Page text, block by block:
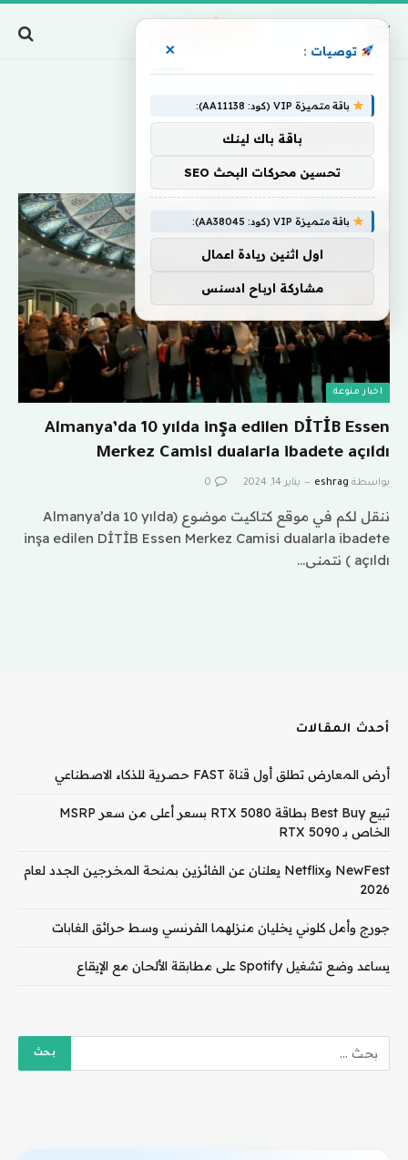
ALMANYADA
اخبار منوعة
Almanya’da 10 yılda inşa edilen DİTİB Essen
Merkez Camisi dualarla ibadete açıldı
بواسطة eshrag يناير 14, 2024 0
ننقل لكم في موقع كتاكيت موضوع (Almanya’da 10 yılda
inşa edilen DİTİB Essen Merkez Camisi dualarla ibadete
açıldı ) نتمنى…
أحدث المقالات
أرض المعارض تطلق أول قناة FAST حصرية للذكاء الاصطناعي
تبيع Best Buy بطاقة RTX 5080 بسعر أعلى من سعر MSRP
الخاص بـ RTX 5090
NewFest وNetflix يعلنان عن الفائزين بمنحة المخرجين الجدد لعام
2026
جورج وأمل كلوني يخليان منزلهما الفرنسي وسط حرائق الغابات
يساعد وضع تشغيل Spotify على مطابقة الألحان مع الإيقاع
توصيات : ×
باقة متميزة VIP (كود: AA11138):
باقة باك لينك
تحسين محركات البحث SEO
باقة متميزة VIP (كود: AA38045):
اول اثنين ريادة اعمال
مشاركة ارباح ادسنس